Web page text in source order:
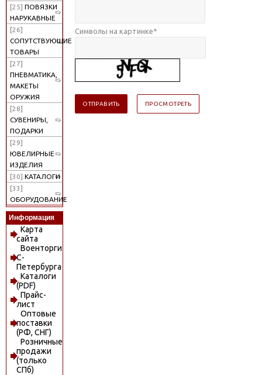
[25] ПОВЯЗКИ
НАРУКАВНЫЕ
[26]
СОПУТСТВУЮЩИЕ
ТОВАРЫ
[27]
ПНЕВМАТИКА,
МАКЕТЫ
ОРУЖИЯ
[28]
СУВЕНИРЫ,
ПОДАРКИ
[29]
ЮВЕЛИРНЫЕ
ИЗДЕЛИЯ
[30] КАТАЛОГИ
[33]
ОБОРУДОВАНИЕ
Информация
Карта
сайта
Военторги
С-
Петербурга
Каталоги
(PDF)
Прайс-
лист
Оптовые
поставки
(РФ, СНГ)
Розничные
продажи
(только
СПб)
Символы на картинке*